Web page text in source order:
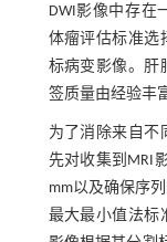
DWI影像中存在
体瘤评估标准选
标病变影像。肝
签质量由经验丰
为了消除来自不
先对收集到MRI
mm以及确保序
最大最小值法标